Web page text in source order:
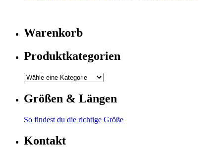
Warenkorb
Produktkategorien
Größen & Längen
So findest du die richtige Größe
Kontakt